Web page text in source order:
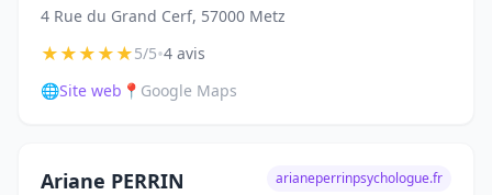
4 Rue du Grand Cerf, 57000 Metz
★★★★★5/5•4 avis
🌐Site web 📍 Google Maps
Ariane PERRIN arianeperrinpsychologue.fr